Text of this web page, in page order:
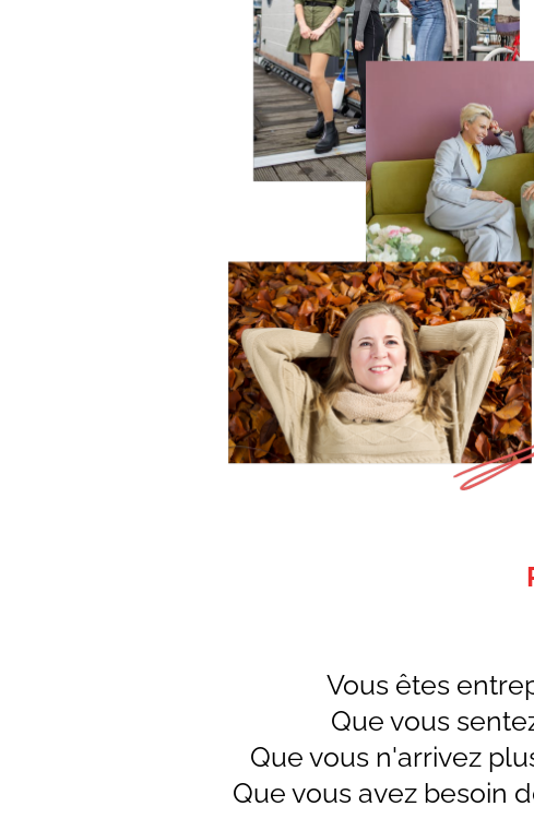
Vous êtes
Que vous
Que vous n'arrivez
Que vous avez besoin